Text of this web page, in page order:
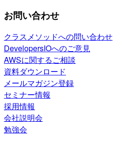
お問い合わせ
クラスメソッドへの問い合わせ
DevelopersIOへのご意見
AWSに関するご相談
資料ダウンロード
メールマガジン登録
セミナー情報
採用情報
会社説明会
勉強会